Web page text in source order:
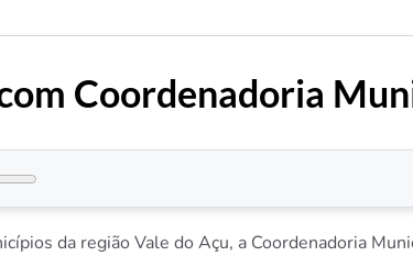
Coordenadoria
da região Vale do Açu, a Coordenadoria